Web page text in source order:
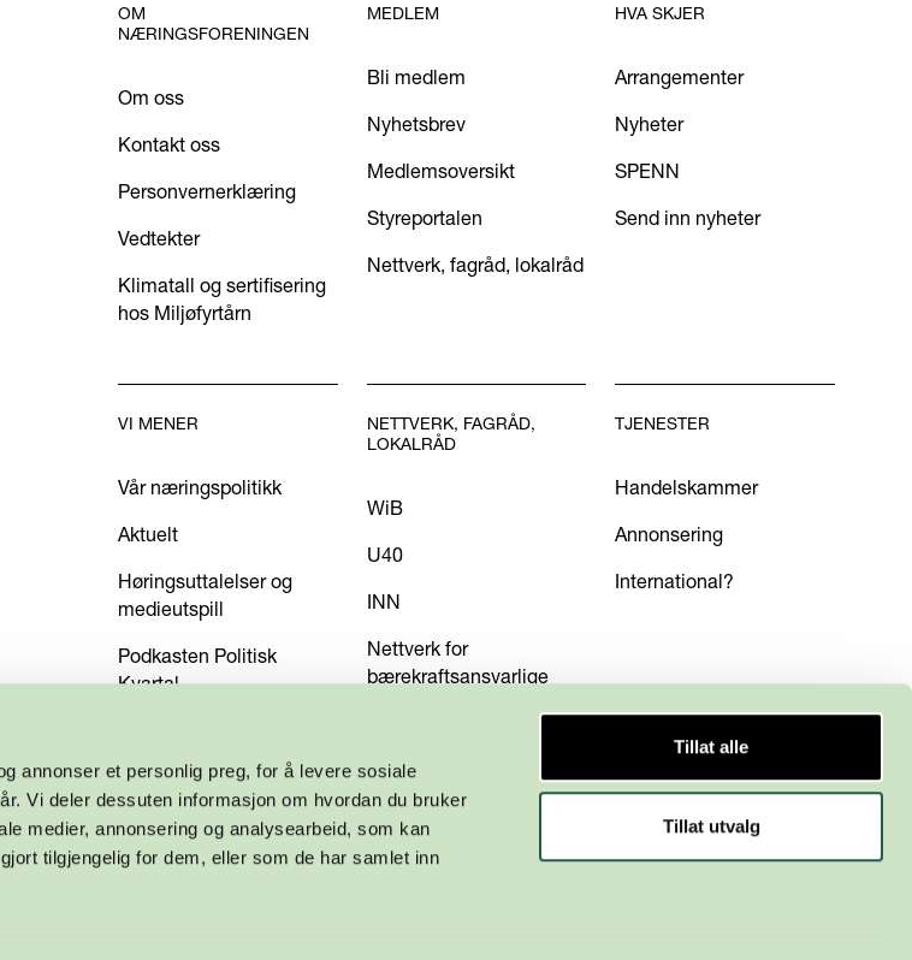
annonser et personlig preg, for å levere sosiale
Vi deler dessuten informasjon om hvordan du bruker
medier, annonsering og analysearbeid, som kan
tilgjengelig for dem, eller som de har samlet inn
Tillat alle
Tillat utvalg
OM
NÆRINGSFORENINGEN
Om oss
Kontakt oss
Personvernerklæring
Vedtekter
Klimatall og sertifisering
hos Miljøfyrtårn
MEDLEM
Bli medlem
Nyhetsbrev
Medlemsoversikt
Styreportalen
Nettverk, fagråd, lokalråd
HVA SKJER
Arrangementer
Nyheter
SPENN
Send inn nyheter
VI MENER
Vår næringspolitikk
Aktuelt
Høringsuttalelser og
medieutspill
Podkasten Politisk
Kvartal
NETTVERK, FAGRÅD,
LOKALRÅD
WiB
U40
INN
Nettverk for
bærekraftsansvarlige
TJENESTER
Handelskammer
Annonsering
International?